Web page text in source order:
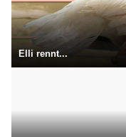
Elli rennt...